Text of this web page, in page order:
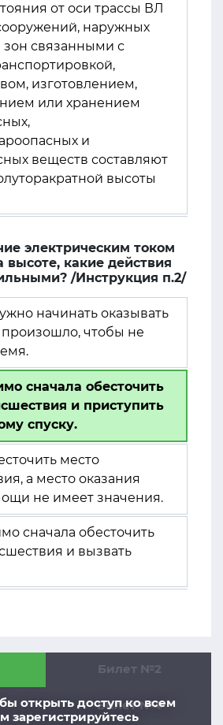
от оси трассы ВЛ
наружных
зон связанными с
изготовлением,
или хранением
и
веществ составляют
высоты
электрическим током
какие действия
/Инструкция п.2/
начинать оказывать
произошло, чтобы не
сначала обесточить
и приступить
спуску.
место
а место оказания
не имеет значения.
сначала обесточить
и вызвать
открыть доступ ко всем
зарегистрируйтесь
Билет №2
Билет №4